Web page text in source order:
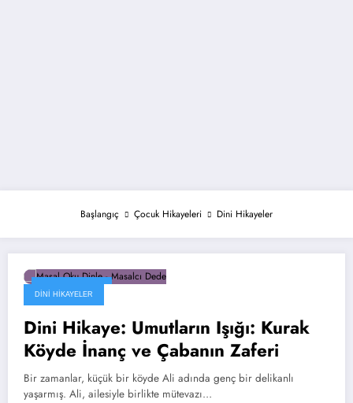
Başlangıç Çocuk Hikayeleri Dini Hikayeler
Kasım 30, 2024
DINI HIKAYELER
Dini Hikaye: Umutların Işığı: Kurak
Köyde İnanç ve Çabanın Zaferi
Bir zamanlar, küçük bir köyde Ali adında genç bir delikanlı
yaşarmış. Ali, ailesiyle birlikte mütevazı…